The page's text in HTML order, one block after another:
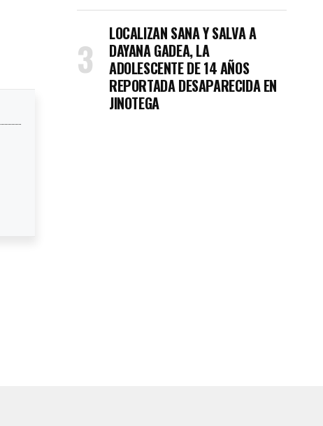
LOCALIZAN SANA Y SALVA A
DAYANA GADEA, LA
ADOLESCENTE DE 14 AÑOS
REPORTADA DESAPARECIDA EN
JINOTEGA